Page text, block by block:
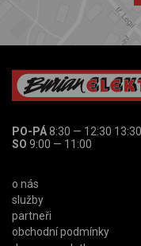
PO-PÁ8:30 — 12:30
SO 9:00 — 11:00
o nás
služby
partneři
obchodní podmínky